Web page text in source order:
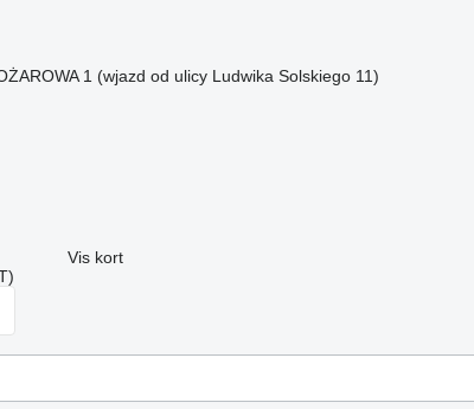
1 (wjazd od ulicy Ludwika Solskiego 11)
Vis kort